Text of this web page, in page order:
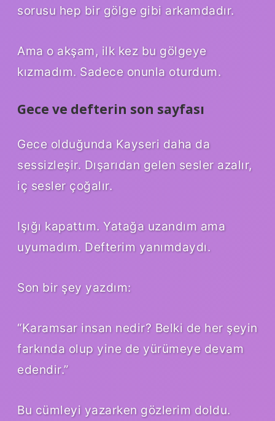
sorusu hep bir gölge gibi arkamdadır.
Ama o akşam, ilk kez bu gölgeye
kızmadım. Sadece onunla oturdum.
Gece ve defterin son sayfası
Gece olduğunda Kayseri daha da
sessizleşir. Dışarıdan gelen sesler azalır,
iç sesler çoğalır.
Işığı kapattım. Yatağa uzandım ama
uyumadım. Defterim yanımdaydı.
Son bir şey yazdım:
“Karamsar insan nedir? Belki de her şeyin
farkında olup yine de yürümeye devam
edendir.”
Bu cümleyi yazarken gözlerim doldu.